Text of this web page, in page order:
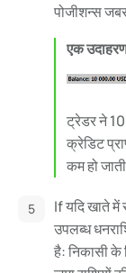
पोजीशन्स
एक
ट्रेडर ने
क्रेडिट
कम हो
If यदि खाते में
उपलब्ध
है: निकासी के